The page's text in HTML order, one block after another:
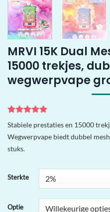
MRVI 15K Dual
15000 trekjes,
wegwerpvape
Gewaardeerd
5op 5
gebaseerd
op
2
waarderingen
Stabiele prestaties en 15000
Wegwerpvape biedt dubbel
stuks.
Sterkte
Optie